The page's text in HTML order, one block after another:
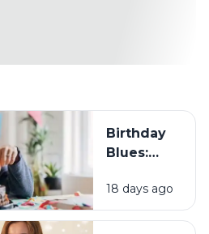
Birthday
Blues:
Sebagian
Orang
18 days ago